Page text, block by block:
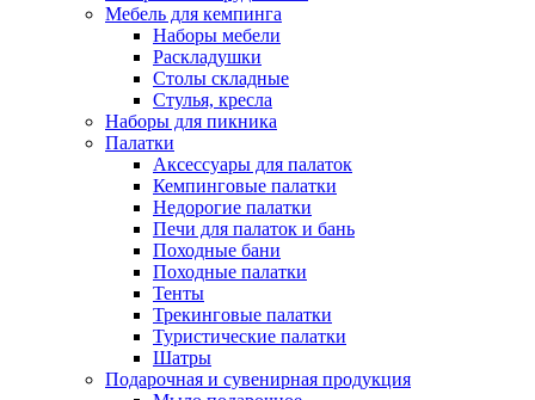
Мебель для кемпинга
Наборы мебели
Раскладушки
Столы складные
Стулья, кресла
Наборы для пикника
Палатки
Аксессуары для палаток
Кемпинговые палатки
Недорогие палатки
Печи для палаток и бань
Походные бани
Походные палатки
Тенты
Трекинговые палатки
Туристические палатки
Шатры
Подарочная и сувенирная продукция